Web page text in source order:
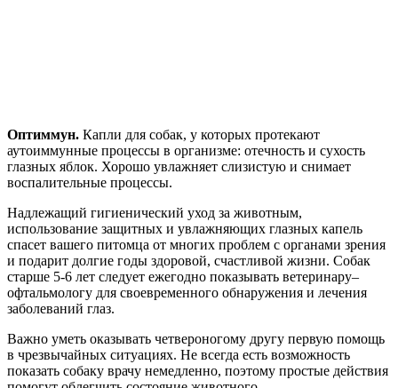
Оптиммун. Капли для собак, у которых протекают
аутоиммунные процессы в организме: отечность и сухость
глазных яблок. Хорошо увлажняет слизистую и снимает
воспалительные процессы.
Надлежащий гигиенический уход за животным,
использование защитных и увлажняющих глазных капель
спасет вашего питомца от многих проблем с органами зрения
и подарит долгие годы здоровой, счастливой жизни. Собак
старше 5-6 лет следует ежегодно показывать ветеринару–
офтальмологу для своевременного обнаружения и лечения
заболеваний глаз.
Важно уметь оказывать четвероногому другу первую помощь
в чрезвычайных ситуациях. Не всегда есть возможность
показать собаку врачу немедленно, поэтому простые действия